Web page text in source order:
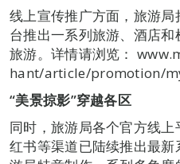
线上宣传推广方面，旅游
台推出一系列旅游、酒店
旅游。详情请浏览：
hant/article/promotion/
“美景掠影”穿越各区
同时，旅游局各个官方线
红书等渠道已陆续推出最